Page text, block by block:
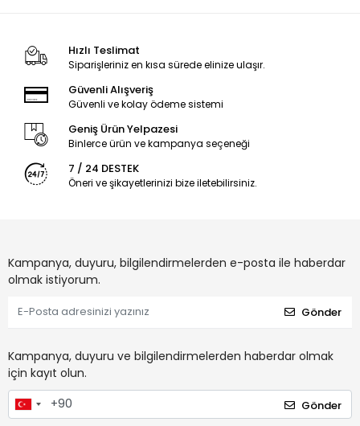
Hızlı Teslimat
Siparişleriniz en kısa sürede elinize ulaşır.
Güvenli Alışveriş
Güvenli ve kolay ödeme sistemi
Geniş Ürün Yelpazesi
Binlerce ürün ve kampanya seçeneği
7 / 24 DESTEK
Öneri ve şikayetlerinizi bize iletebilirsiniz.
Kampanya, duyuru, bilgilendirmelerden e-posta ile haberdar
olmak istiyorum.
Gönder
Kampanya, duyuru ve bilgilendirmelerden haberdar olmak
için kayıt olun.
Gönder